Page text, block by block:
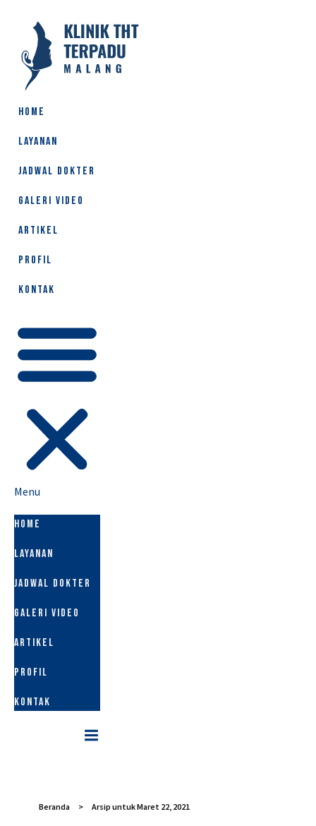
HOME
LAYANAN
JADWAL DOKTER
GALERI VIDEO
ARTIKEL
PROFIL
KONTAK
Menu
HOME
LAYANAN
JADWAL DOKTER
GALERI VIDEO
ARTIKEL
PROFIL
KONTAK
Beranda > Arsip untuk Maret 22, 2021